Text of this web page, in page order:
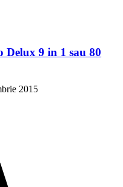
Delux 9 in 1 sau 80
2015